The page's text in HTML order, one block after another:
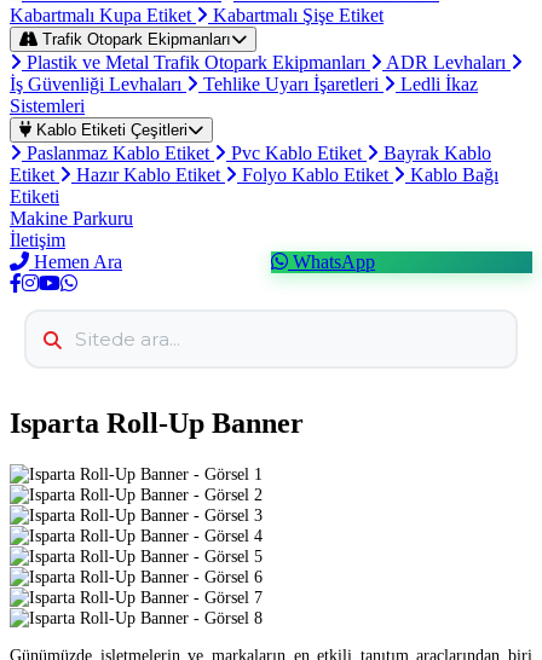
Kabartmalı Kupa Etiket
Kabartmalı Şişe Etiket
Trafik Otopark Ekipmanları
Plastik ve Metal Trafik Otopark Ekipmanları
ADR Levhaları
İş Güvenliği Levhaları
Tehlike Uyarı İşaretleri
Ledli İkaz
Sistemleri
Kablo Etiketi Çeşitleri
Paslanmaz Kablo Etiket Pvc Kablo Etiket
Bayrak Kablo
Etiket
Hazır Kablo Etiket Folyo Kablo Etiket
Kablo Bağı
Etiketi
Makine Parkuru
İletişim
Hemen Ara
WhatsApp
Isparta Roll-Up Banner
Günümüzde işletmelerin ve markaların en etkili tanıtım araçlarından biri